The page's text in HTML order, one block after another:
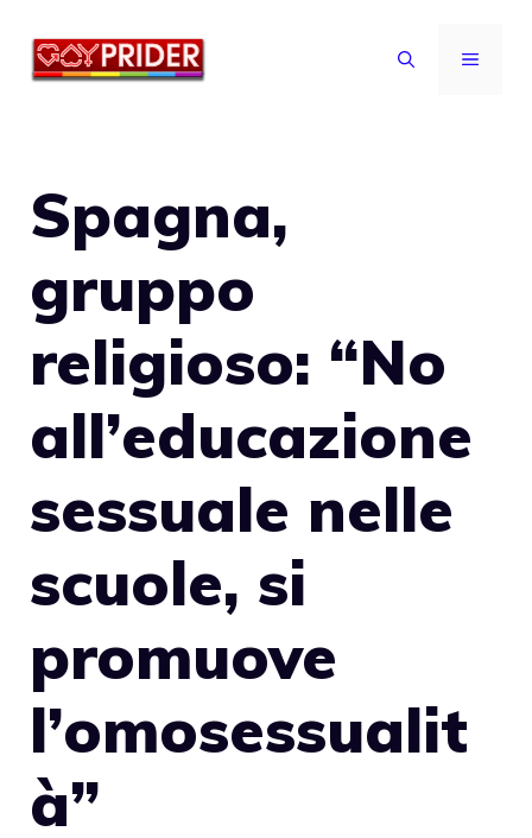
MENU
Spagna,
gruppo
religioso: “No
all’educazione
sessuale nelle
scuole, si
promuove
l’omosessualit
à”